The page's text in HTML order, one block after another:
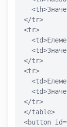
</tr>
<tr>
</tr>
<tr>
</tr>
</table>
<button